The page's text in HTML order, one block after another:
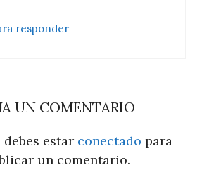
responder
UN COMENTARIO
estar conectado para
un comentario.